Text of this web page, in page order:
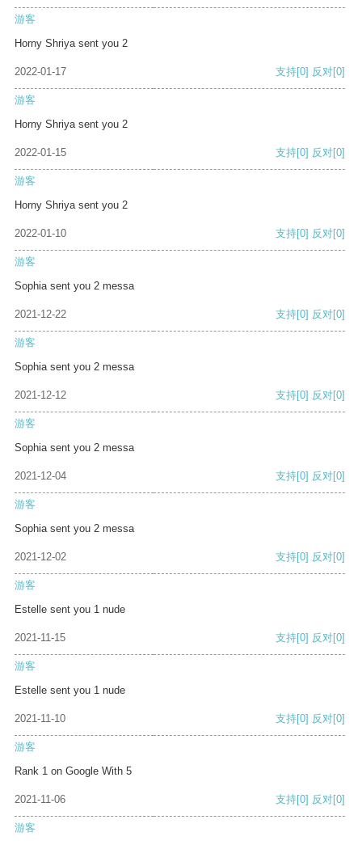
游客
Horny Shriya sent you 2
2022-01-17 支持[0] 反对[0]
游客
Horny Shriya sent you 2
2022-01-15 支持[0] 反对[0]
游客
Horny Shriya sent you 2
2022-01-10 支持[0] 反对[0]
游客
Sophia sent you 2 messa
2021-12-22 支持[0] 反对[0]
游客
Sophia sent you 2 messa
2021-12-12 支持[0] 反对[0]
游客
Sophia sent you 2 messa
2021-12-04 支持[0] 反对[0]
游客
Sophia sent you 2 messa
2021-12-02 支持[0] 反对[0]
游客
Estelle sent you 1 nude
2021-11-15 支持[0] 反对[0]
游客
Estelle sent you 1 nude
2021-11-10 支持[0] 反对[0]
游客
Rank 1 on Google With 5
2021-11-06 支持[0] 反对[0]
游客